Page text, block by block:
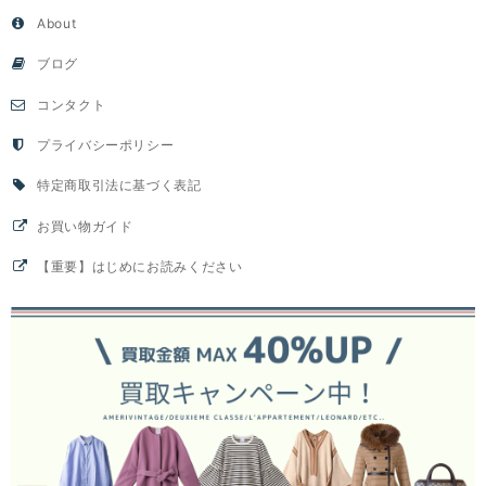
About
ブログ
コンタクト
プライバシーポリシー
特定商取引法に基づく表記
お買い物ガイド
【重要】はじめにお読みください